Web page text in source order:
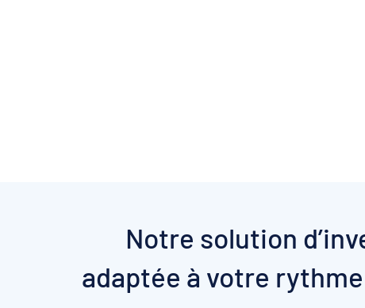
Notre solution
adaptée à votre